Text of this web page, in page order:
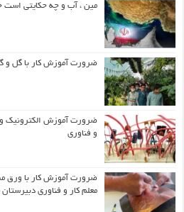
مین ، آب و چه حکایتی است
ضرورت آموزش کار با گل و
ضرورت آموزش الکترونیک و
و فناوری
ضرورت آموزش کار با ورق
معلم کار و فناوری